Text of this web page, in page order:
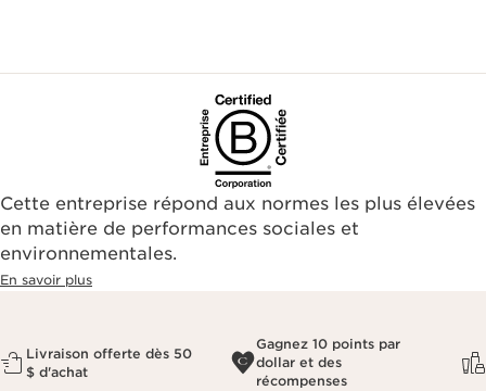
Cette entreprise répond aux normes les plus élevées
en matière de performances sociales et
environnementales.​
En savoir plus
Livraison offerte dès 50
$ d'achat
Gagnez 10 points par
dollar et des
récompenses